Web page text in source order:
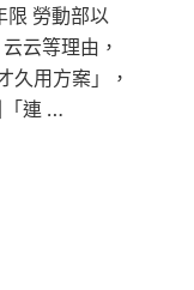
限 勞動部以
云等理由，
久用方案」，
「連 …